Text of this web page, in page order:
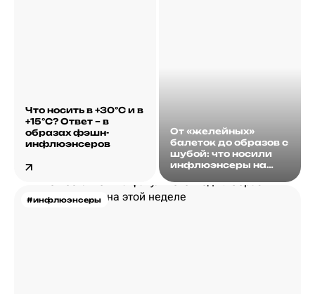
Что носить в +30°С и в
+15°С? Ответ – в
образах фэшн-
инфлюэнсеров
От «желейных»
балеток до образов с
шубой: что носили
инфлюэнсеры на
#инфлюэнсеры